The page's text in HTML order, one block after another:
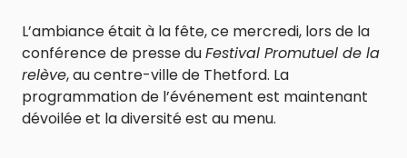
L’ambiance était à la fête, ce mercredi, lors de la
conférence de presse duFestival Promutuel de la
relève, au centre-ville de Thetford. La
programmation de l’événement est maintenant
dévoilée et la diversité est au menu.